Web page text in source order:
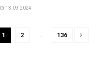
13.09.2024
1 2 … 136